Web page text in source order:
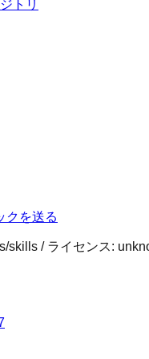
トリ
クを送る
skills / ライセンス: